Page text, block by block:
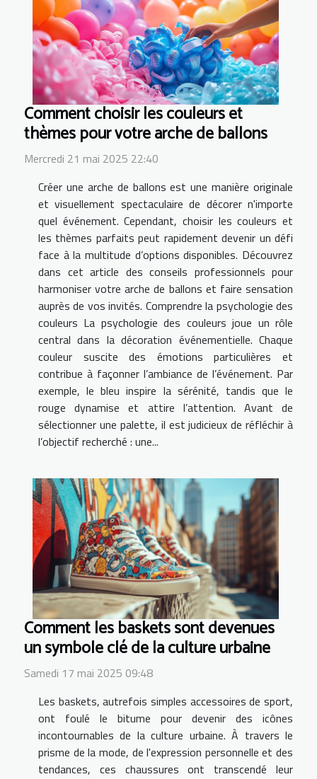
Comment choisir les couleurs et
thèmes pour votre arche de ballons
Mercredi 21 mai 2025 22:40
Créer une arche de ballons est une manière originale
et visuellement spectaculaire de décorer n'importe
quel événement. Cependant, choisir les couleurs et
les thèmes parfaits peut rapidement devenir un défi
face à la multitude d’options disponibles. Découvrez
dans cet article des conseils professionnels pour
harmoniser votre arche de ballons et faire sensation
auprès de vos invités. Comprendre la psychologie des
couleurs La psychologie des couleurs joue un rôle
central dans la décoration événementielle. Chaque
couleur suscite des émotions particulières et
contribue à façonner l’ambiance de l’événement. Par
exemple, le bleu inspire la sérénité, tandis que le
rouge dynamise et attire l’attention. Avant de
sélectionner une palette, il est judicieux de réfléchir à
l’objectif recherché : une...
Comment les baskets sont devenues
un symbole clé de la culture urbaine
Samedi 17 mai 2025 09:48
Les baskets, autrefois simples accessoires de sport,
ont foulé le bitume pour devenir des icônes
incontournables de la culture urbaine. À travers le
prisme de la mode, de l'expression personnelle et des
tendances, ces chaussures ont transcendé leur